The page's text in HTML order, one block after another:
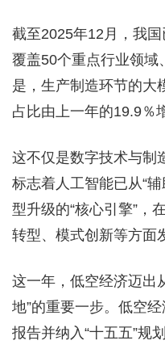
截至2025年12月，我国
覆盖50个重点行业领域
是，生产制造环节的大
占比由上一年的19.9％
这不仅是数字技术与制
标志着人工智能已从“
型升级的“核心引擎”，
转型、模式创新等方面
这一年，低空经济迈出
地”的重要一步。低空
报告并纳入“十五五”规